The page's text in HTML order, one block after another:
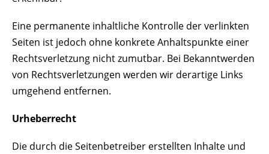
Eine permanente inhaltliche Kontrolle der verlinkten
Seiten ist jedoch ohne konkrete Anhaltspunkte einer
Rechtsverletzung nicht zumutbar. Bei Bekanntwerden
von Rechtsverletzungen werden wir derartige Links
umgehend entfernen.
Urheberrecht
Die durch die Seitenbetreiber erstellten Inhalte und